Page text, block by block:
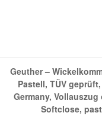
Geuther –
Pastell, TÜV
Germany,
Softclose,